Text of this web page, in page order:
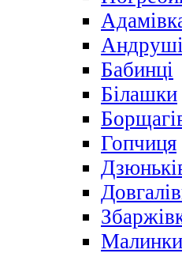
Бабинці
Білашки
Гопчиця
Малинки